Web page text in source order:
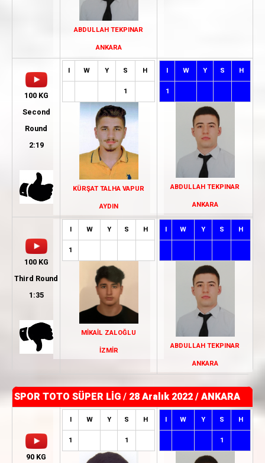
ABDULLAH TEKPINAR
ANKARA
100 KG
Second
Round
2:19
I W Y S H
1
KÜRŞAT TALHA VAPUR
AYDIN
I W Y S H
1
ABDULLAH TEKPINAR
ANKARA
100 KG
Third Round
1:35
I W Y S H
1
MİKAİL ZALOĞLU
İZMİR
I W Y S H
ABDULLAH TEKPINAR
ANKARA
SPOR TOTO SÜPER LİG/ 28 Aralık 2022 / ANKARA
90 KG
I W Y S H
1 1
I W Y S H
1